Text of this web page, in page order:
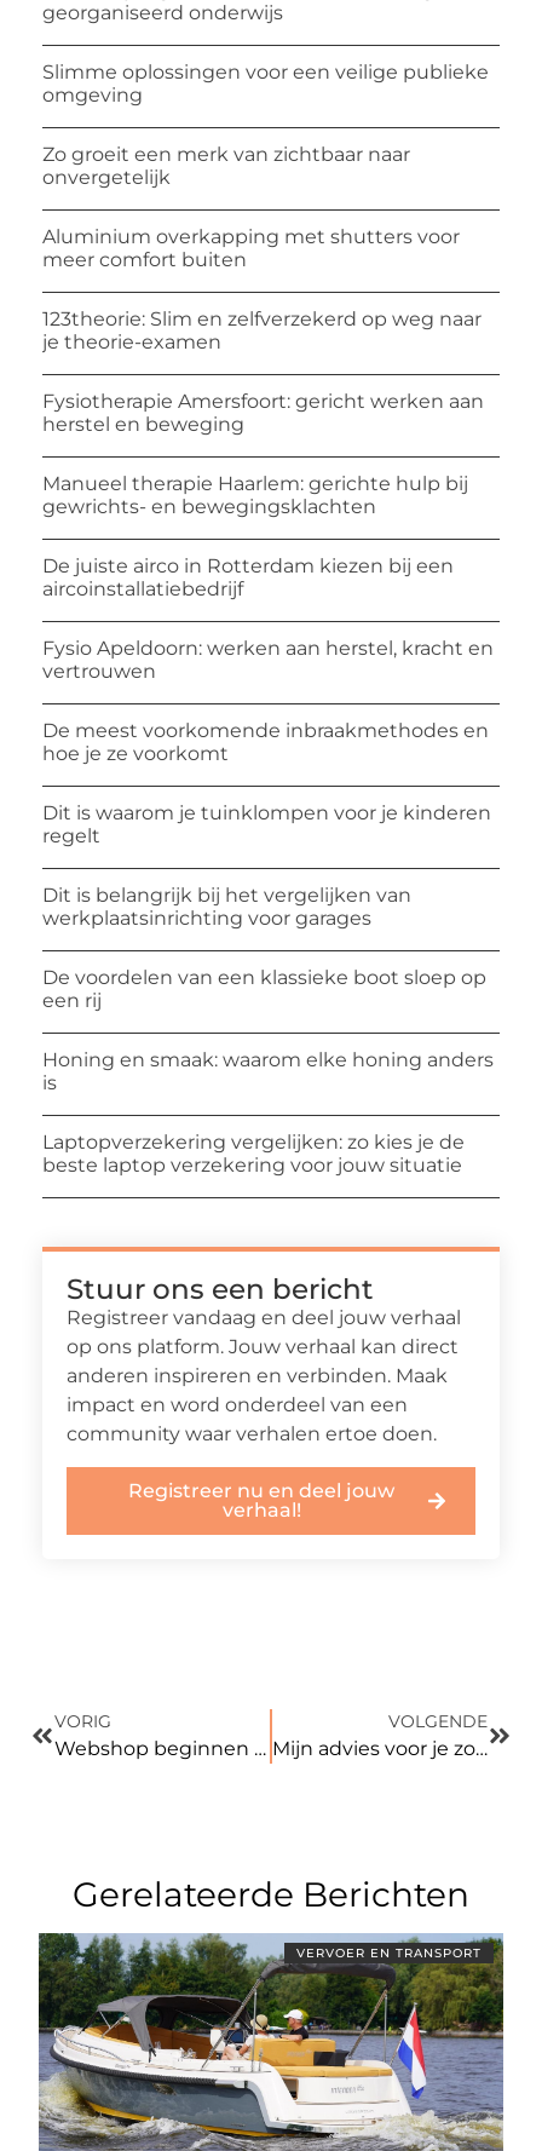
georganiseerd onderwijs
Slimme oplossingen voor een veilige publieke
omgeving
Zo groeit een merk van zichtbaar naar
onvergetelijk
Aluminium overkapping met shutters voor
meer comfort buiten
123theorie: Slim en zelfverzekerd op weg naar
je theorie-examen
Fysiotherapie Amersfoort: gericht werken aan
herstel en beweging
Manueel therapie Haarlem: gerichte hulp bij
gewrichts- en bewegingsklachten
De juiste airco in Rotterdam kiezen bij een
aircoinstallatiebedrijf
Fysio Apeldoorn: werken aan herstel, kracht en
vertrouwen
De meest voorkomende inbraakmethodes en
hoe je ze voorkomt
Dit is waarom je tuinklompen voor je kinderen
regelt
Dit is belangrijk bij het vergelijken van
werkplaatsinrichting voor garages
De voordelen van een klassieke boot sloep op
een rij
Honing en smaak: waarom elke honing anders
is
Laptopverzekering vergelijken: zo kies je de
beste laptop verzekering voor jouw situatie
Stuur ons een bericht
Registreer vandaag en deel jouw verhaal
op ons platform. Jouw verhaal kan direct
anderen inspireren en verbinden. Maak
impact en word onderdeel van een
community waar verhalen ertoe doen.
Registreer nu en deel jouw
verhaal!
VORIG
Webshop beginnen zonder eigen voorraad
VOLGENDE
Mijn advies voor je zoektocht naar opslagruimte in Amsterdam
Gerelateerde Berichten
VERVOER EN TRANSPORT